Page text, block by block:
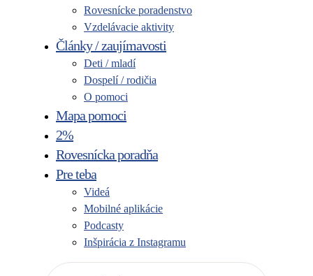
Rovesnícke poradenstvo
Vzdelávacie aktivity
Články / zaujímavosti
Deti / mladí
Dospelí / rodičia
O pomoci
Mapa pomoci
2%
Rovesnícka poradňa
Pre teba
Videá
Mobilné aplikácie
Podcasty
Inšpirácia z Instagramu